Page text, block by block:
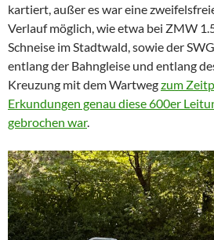
kartiert, außer es war eine
Verlauf möglich, wie etwa bei ZMW
Schneise im Stadtwald, sowie der
entlang der Bahngleise und entlang
Kreuzung mit dem Wartwegzum
Erkundungen genau diese 600er
gebrochen war.